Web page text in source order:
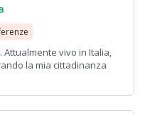
Attualmente vivo in Italia,
la mia cittadinanza